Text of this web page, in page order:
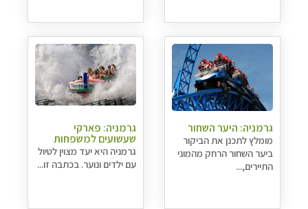
גרמניה: היער השחור
מומלץ לתכנן את הביקור
ביער השחור הרחק מהמוני
התיירים,...
גרמניה: פארקי
שעשועים למשפחות
גרמניה היא יעד מצוין לטיול
עם ילדים ונוער. בכתבה זו...